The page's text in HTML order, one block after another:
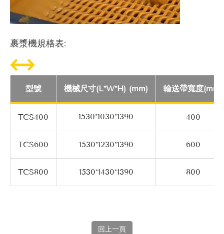
裹漿機規格表:
型號 機械尺寸(L*W*H) (mm) 輸送帶寬度(mm)
TCS400 1530*1030*1390 400
TCS600 1530*1230*1390 600
TCS800 1530*1430*1390 800
回上一頁